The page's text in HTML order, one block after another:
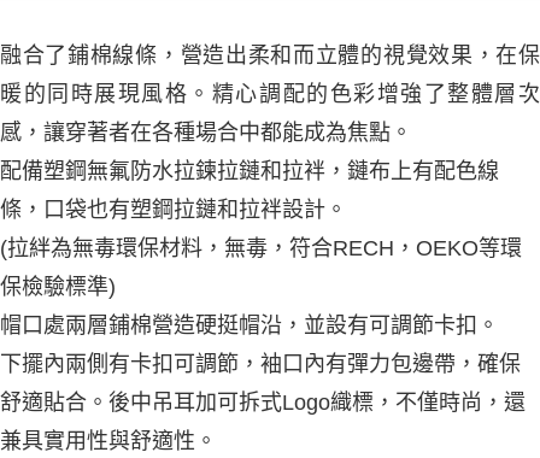
每筆NT$100
7-11超取(2000以上免運)
每筆NT$100，滿NT$2,000(含以上)免運費
一般宅配
每筆NT$100
宅配出貨(2000以上免運)
每筆NT$100，滿NT$2,000(含以上)免運費
融合了鋪棉線條，營造出柔和而立體的視覺效果，在保
暖的同時展現風格。精心調配的色彩增強了整體層次
感，讓穿著者在各種場合中都能成為焦點。
配備塑鋼 無氟防水拉鍊拉鏈和拉袢，鏈布上有配色線
條，口袋也有塑鋼拉鏈和拉袢設計。
(拉絆為無毒環保材料，無毒，符合RECH，OEKO等環
保檢驗標準)
帽口處兩層鋪棉營造硬挺帽沿，並設有可調節卡扣 。
下擺內兩側有卡扣可調節，袖口內有彈力包邊帶，確保
舒適貼合。後中吊耳加可拆式Logo織標，不僅時尚，還
兼具實用性與舒適性。